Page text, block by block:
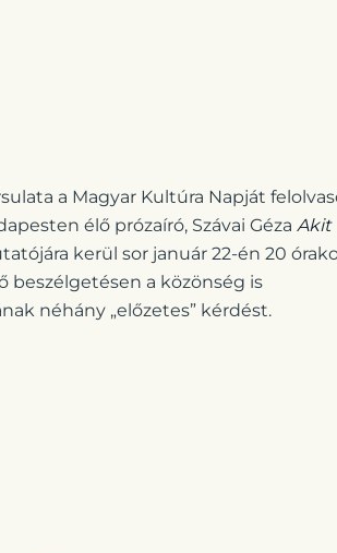
a Magyar Kultúra Napját
élő prózaíró, Szávai Géza Akit
kerül sor január 22-én 20
beszélgetésen a közönség is
néhány „előzetes” kérdést.